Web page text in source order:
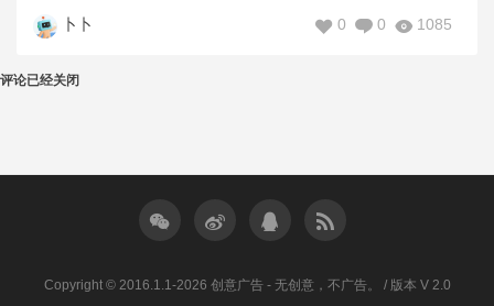
卜卜 1085
0
0
评论已经关闭
Copyright © 2016.1.1-2026 创意广告 - 无创意，不广告。 / 版本 V 2.0